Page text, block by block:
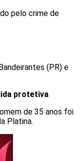
pelo crime de
(PR) e
protetiva
de 35 anos foi
Platina.